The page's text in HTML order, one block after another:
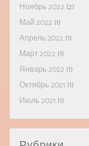
Ноябрь 2022 (2)
Май 2022 (1)
Апрель 2022 (1)
Март 2022 (1)
Январь 2022 (1)
Октябрь 2021 (1)
Июль 2021 (1)